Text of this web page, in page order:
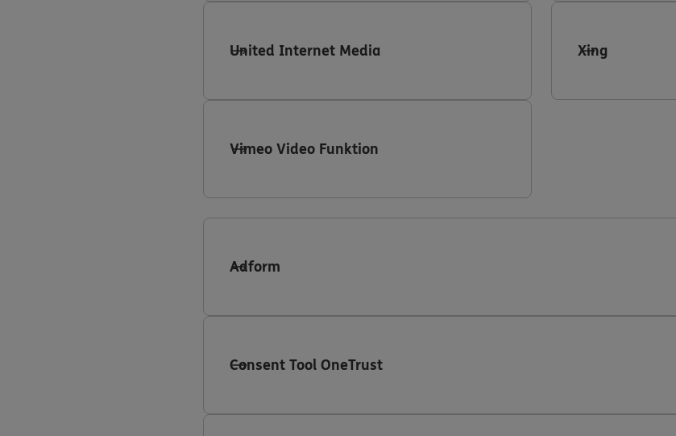
United Internet Media
Vimeo Video Funktion
Xing
Adform
Consent Tool OneTrust